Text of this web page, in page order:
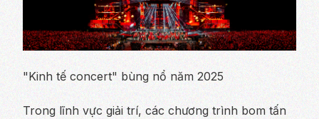
"Kinh tế concert" bùng nổ năm 2025
Trong lĩnh vực giải trí, các chương trình bom tấn